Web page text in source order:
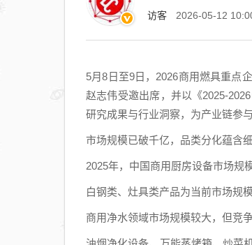
访客 2026-05-12
5月8日至9日，2026商用燃具重点
赵志伟受邀出席，并以《2025-
研究成果与行业洞察，为产业链参
市场规模已破千亿，品类分化蕴含
2025年，中国商用厨房设备市场规
白钢类、灶具类产品为当前市场规
商用净水领域市场规模较大，但竞